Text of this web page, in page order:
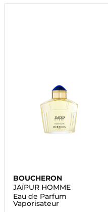
BOUCHERON
JAÏPUR HOMME
Eau de Parfum
Vaporisateur